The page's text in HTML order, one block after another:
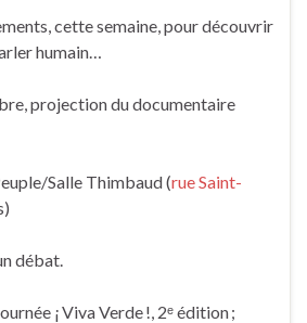
cette semaine, pour découvrir
humain…
projection du documentaire
Salle Thimbaud (rue Saint-
débat.
¡ Viva Verde !, 2ᵉ édition ;